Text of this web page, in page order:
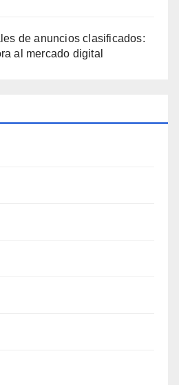
de anuncios clasificados:
al mercado digital